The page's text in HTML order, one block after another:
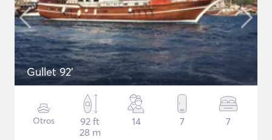
Gullet 92'
Otros
92 ft
28 m
14 7 7